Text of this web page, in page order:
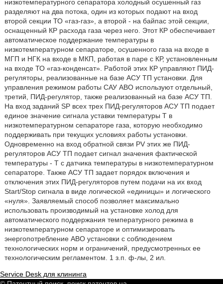
низкотемпературного сепаратора холодный осушенный газ
разделяют на два потока, один из которых подают на вход
второй секции ТО «газ-газ», а второй - на байпас этой секции,
оснащенный КР расхода газа через него. Этот КР обеспечивает
автоматическое поддержание температуры в
низкотемпературном сепараторе, осушенного газа на входе в
МГП и НГК на входе в МКП, работая в паре с КР, установленным
на входе ТО «газ-конденсат». Работой этих КР управляют ПИД-
регуляторы, реализованные на базе АСУ ТП установки. Для
управления режимом работы САУ АВО используют отдельный,
третий, ПИД-регулятор, также реализованный на базе АСУ ТП.
На вход заданий SP всех трех ПИД-регуляторов АСУ ТП подает
единое значение сигнала уставки температуры Т в
низкотемпературном сепараторе газа, которую необходимо
поддерживать при текущих условиях работы установки.
Одновременно на вход обратной связи PV этих же ПИД-
регуляторов АСУ ТП подает сигнал значения фактической
температуры - Т с датчика температуры в низкотемпературном
сепараторе. Также АСУ ТП задает порядок включения и
отключения этих ПИД-регуляторов путем подачи на их вход
Start/Stop сигнала в виде логической «единицы» и логического
«нуля». Заявляемый способ позволяет максимально
использовать производимый на установке холод для
автоматического поддержания температурного режима в
низкотемпературном сепараторе и оптимизировать
энергопотребление АВО установки с соблюдением
технологических норм и ограничений, предусмотренных ее
технологическим регламентом. 1 з.п. ф-лы, 2 ил.
Service Desk для клининга